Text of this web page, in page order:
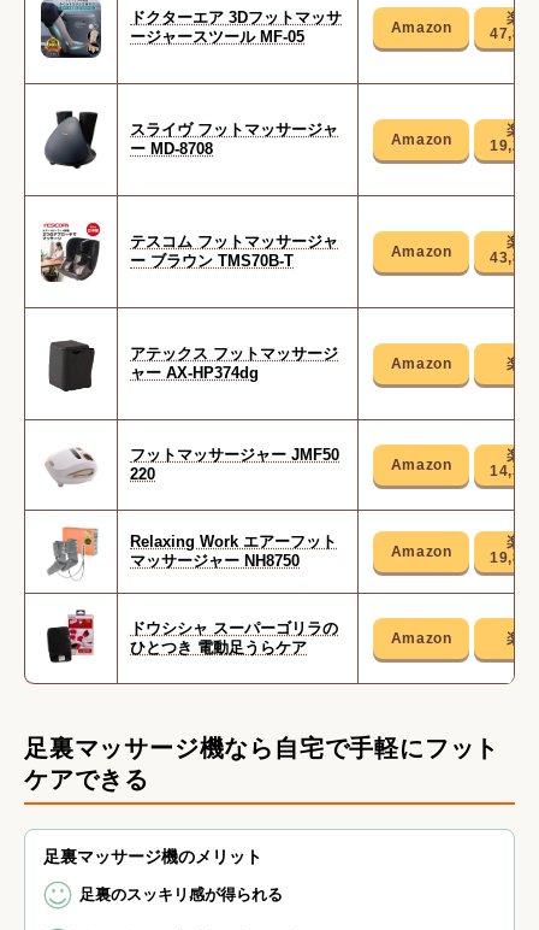
ドクターエア 3Dフットマッサ
ージャースツール MF-05
スライヴ フットマッサージャ
ー MD-8708
テスコム フットマッサージャ
ー ブラウン TMS70B-T
アテックス フットマッサージ
ャー AX-HP374dg
フットマッサージャー JMF50
220
Relaxing Work エアーフット
マッサージャー NH8750
ドウシシャ スーパーゴリラの
ひとつき 電動足うらケア
足裏マッサージ機なら自宅で手軽にフット
ケアできる
足裏マッサージ機のメリット
足裏のスッキリ感が得られる